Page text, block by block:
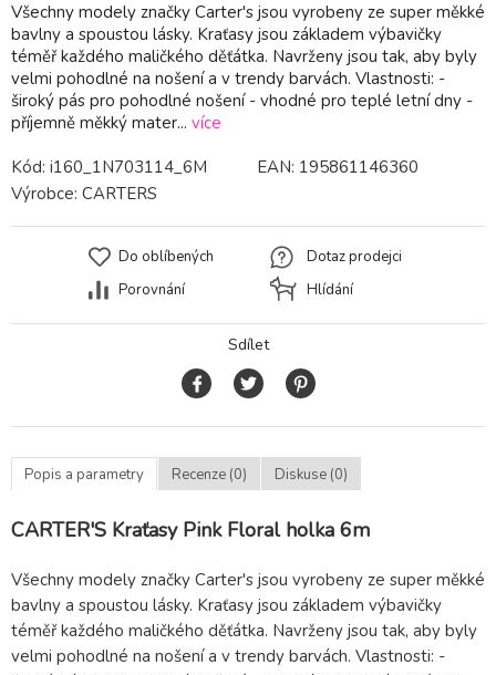
Všechny modely značky Carter's jsou vyrobeny ze super měkké
bavlny a spoustou lásky. Kraťasy jsou základem výbavičky
téměř každého maličkého děťátka. Navrženy jsou tak, aby byly
velmi pohodlné na nošení a v trendy barvách. Vlastnosti: -
široký pás pro pohodlné nošení - vhodné pro teplé letní dny -
příjemně měkký mater... více
Kód: i160_1N703114_6M EAN: 195861146360
Výrobce: CARTERS
Do oblíbených
Porovnání
Dotaz prodejci
Hlídání
Sdílet
Popis a parametry Recenze (0) Diskuse (0)
CARTER'S Kraťasy Pink Floral holka 6m
Všechny modely značky Carter's jsou vyrobeny ze super měkké
bavlny a spoustou lásky. Kraťasy jsou základem výbavičky
téměř každého maličkého děťátka. Navrženy jsou tak, aby byly
velmi pohodlné na nošení a v trendy barvách. Vlastnosti: -